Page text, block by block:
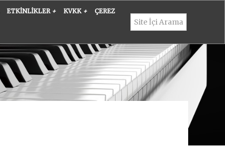
ETKINLIKLER + KVKK + ÇEREZ